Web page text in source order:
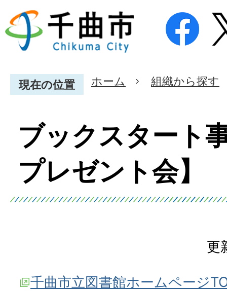
現在の位置 ホーム 組織から探す
ブックスタート
プレゼント会】
更
千曲市立図書館ホームページ